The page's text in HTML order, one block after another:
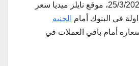
رصد اليوم الأربعاء 25/3/2021، موقع نايلز ميديا سعر
في البنوك أمام الجنيه
أمام باقي العملات في